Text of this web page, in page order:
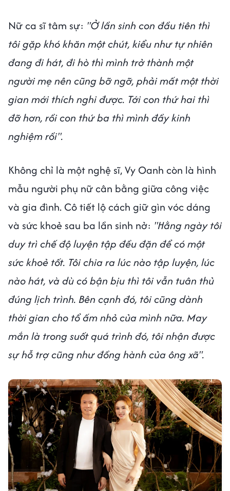
Nữ ca sĩ tâm sự: "Ở lần sinh con đầu tiên thì
tôi gặp khó khăn một chút, kiểu như tự nhiên
đang đi hát, đi hò thì mình trở thành một
người mẹ nên cũng bỡ ngỡ, phải mất một thời
gian mới thích nghi được. Tới con thứ hai thì
đỡ hơn, rồi con thứ ba thì mình đầy kinh
nghiệm rồi".
Không chỉ là một nghệ sĩ, Vy Oanh còn là hình
mẫu người phụ nữ cân bằng giữa công việc
và gia đình. Cô tiết lộ cách giữ gìn vóc dáng
và sức khoẻ sau ba lần sinh nở: "Hằng ngày tôi
duy trì chế độ luyện tập đều đặn để có một
sức khoẻ tốt. Tôi chia ra lúc nào tập luyện, lúc
nào hát, và dù có bận bịu thì tôi vẫn tuân thủ
đúng lịch trình. Bên cạnh đó, tôi cũng dành
thời gian cho tổ ấm nhỏ của mình nữa. May
mắn là trong suốt quá trình đó, tôi nhận được
sự hỗ trợ cũng như đồng hành của ông xã".